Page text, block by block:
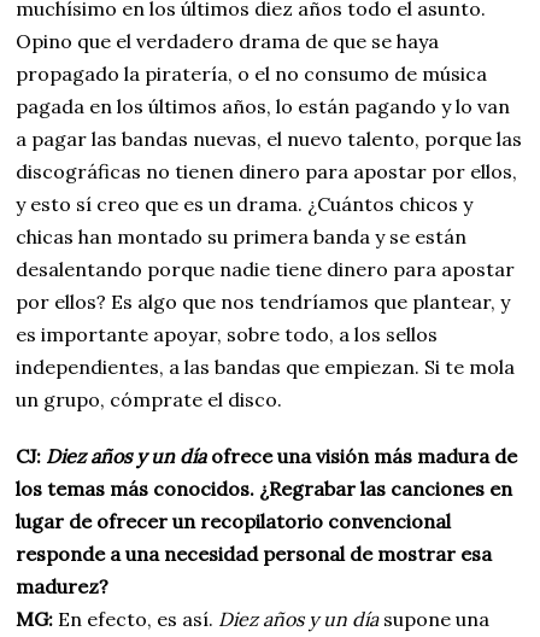
muchísimo en los últimos diez años todo el asunto.
Opino que el verdadero drama de que se haya
propagado la piratería, o el no consumo de música
pagada en los últimos años, lo están pagando y lo van
a pagar las bandas nuevas, el nuevo talento, porque las
discográficas no tienen dinero para apostar por ellos,
y esto sí creo que es un drama. ¿Cuántos chicos y
chicas han montado su primera banda y se están
desalentando porque nadie tiene dinero para apostar
por ellos? Es algo que nos tendríamos que plantear, y
es importante apoyar, sobre todo, a los sellos
independientes, a las bandas que empiezan. Si te mola
un grupo, cómprate el disco.
CJ: Diez años y un díaofrece una visión más madura de
los temas más conocidos. ¿Regrabar las canciones en
lugar de ofrecer un recopilatorio convencional
responde a una necesidad personal de mostrar esa
madurez?
MG: En efecto, es así. Diez años y un díasupone una